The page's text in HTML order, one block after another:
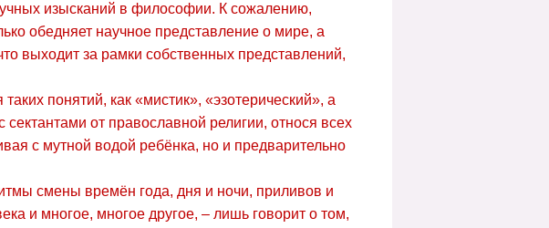
изысканий в философии. К сожалению,
обедняет научное представление о мире, а
выходит за рамки собственных представлений,
понятий, как «мистик», «эзотерический», а
от православной религии, относя всех
с мутной водой ребёнка, но и предварительно
смены времён года, дня и ночи, приливов и
и многое, многое другое, – лишь говорит о том,